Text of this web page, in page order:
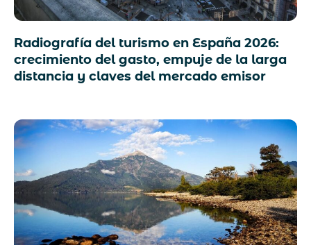
Radiografía del turismo en España 2026:
crecimiento del gasto, empuje de la larga
distancia y claves del mercado emisor